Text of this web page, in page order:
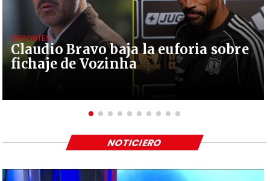
Claudio Bravo baja la euforia sobre
fichaje de Vozinha
DEPORTES
NOTICIERO